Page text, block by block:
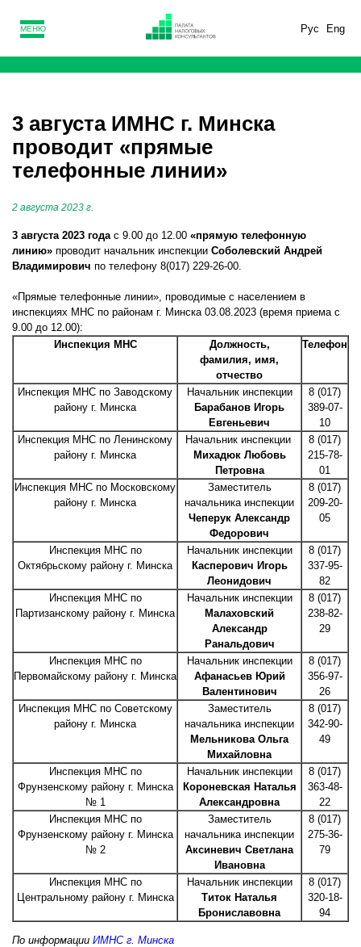
Рус Eng
МЕНЮ
3 августа ИМНС г. Минска
проводит «прямые
телефонные линии»
2 августа 2023 г.
3 августа 2023 года с 9.00 до 12.00 «прямую телефонную
линию» проводит начальник инспекции Соболевский Андрей
Владимирович по телефону 8(017) 229-26-00.
«Прямые телефонные линии», проводимые с населением в
инспекциях МНС по районам г. Минска 03.08.2023 (время приема с
9.00 до 12.00):
Инспекция МНС
Должность,
фамилия, имя,
отчество
Телефон
Инспекция МНС по Заводскому
району г. Минска
Начальник инспекции
Барабанов Игорь
Евгеньевич
8 (017)
389-07-
10
Инспекция МНС по Ленинскому
району г. Минска
Начальник инспекции
Михадюк Любовь
Петровна
8 (017)
215-78-
01
Инспекция МНС по Московскому
району г. Минска
Заместитель
начальника инспекции
Чеперук Александр
Федорович
8 (017)
209-20-
05
Инспекция МНС по
Октябрьскому району г. Минска
Начальник инспекции
Касперович Игорь
Леонидович
8 (017)
337-95-
82
Инспекция МНС по
Партизанскому району г. Минска
Начальник инспекции
Малаховский
Александр
Ранальдович
8 (017)
238-82-
29
Инспекция МНС по
Первомайскому району г. Минска
Начальник инспекции
Афанасьев Юрий
Валентинович
8 (017)
356-97-
26
Инспекция МНС по Советскому
району г. Минска
Заместитель
начальника инспекции
Мельникова Ольга
Михайловна
8 (017)
342-90-
49
Инспекция МНС по
Фрунзенскому району г. Минска
№ 1
Начальник инспекции
Короневская Наталья
Александровна
8 (017)
363-48-
22
Инспекция МНС по
Фрунзенскому району г. Минска
№ 2
Заместитель
начальника инспекции
Аксиневич Светлана
Ивановна
8 (017)
275-36-
79
Инспекция МНС по
Центральному району г. Минска
Начальник инспекции
Титок Наталья
Брониславовна
8 (017)
320-18-
94
По информации ИМНС г. Минска